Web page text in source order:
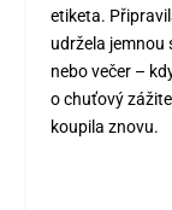
etiketa.
udržela jemnou
nebo večer –
o chuťový
koupila znovu.